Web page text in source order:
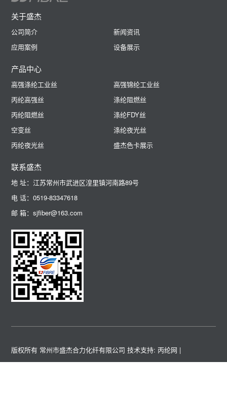
关于盛杰
公司简介
新闻资讯
应用案例
设备展示
产品中心
高强涤纶工业丝
高强锦纶工业丝
丙纶高强丝
涤纶阻燃丝
丙纶阻燃丝
涤纶FDY丝
空变丝
涤纶夜光丝
丙纶夜光丝
盛杰色卡展示
联系盛杰
地 址：江苏常州市武进区湟里镇河南路89号
电 话：0519-83347618
邮 箱：sjfiber@163.com
版权所有 常州市盛杰合力化纤有限公司技术支持: 丙纶网 |
关键词 : 高强涤纶工业丝 高强锦纶工业丝 高强丙纶工业丝 涤纶阻燃